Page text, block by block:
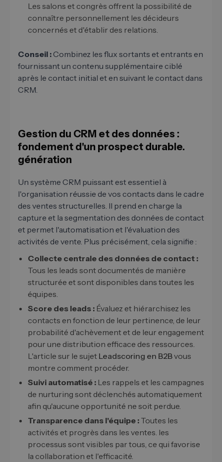
Les salons et congrès offrent la possibilité de
connaître personnellement les décideurs
concernés et d'établir des relations.
Conseil :Combinez les flux sortants et entrants en
fournissant un contenu supplémentaire ciblé
après le contact initial et en suivant le contact dans
CRM.
Gestion du CRM et des données :
fondement d'un prospect durable.
génération
Un système CRM puissant est essentiel à
l'organisation réussie de vos contacts dans le cadre
des ventes structurelles. Il prend en charge la
capture et la segmentation des données de contact
et permet l'automatisation et l'évaluation des
activités de vente. Plus précisément, cela signifie :
Collecte centrale des données de contact :
Tous les leads sont documentés de manière
structurée et sont disponibles dans toutes les
équipes.
Score des leads : Évaluez et hiérarchisez les
contacts en fonction de leur pertinence, de leur
probabilité d'achèvement et de leur engagement
pour une distribution efficace des ressources.
L'article sur le sujet Leadscoring en B2Bvous
montre comment procéder.
Suivi automatisé : Les rappels et les campagnes
de nurturing sont déclenchés automatiquement
afin qu'aucune opportunité ne soit perdue.
Transparence dans l'équipe : Toutes les
activités et progrès dans les ventes. les
processus sont visibles par tous, ce qui favorise
la collaboration et l'efficacité.